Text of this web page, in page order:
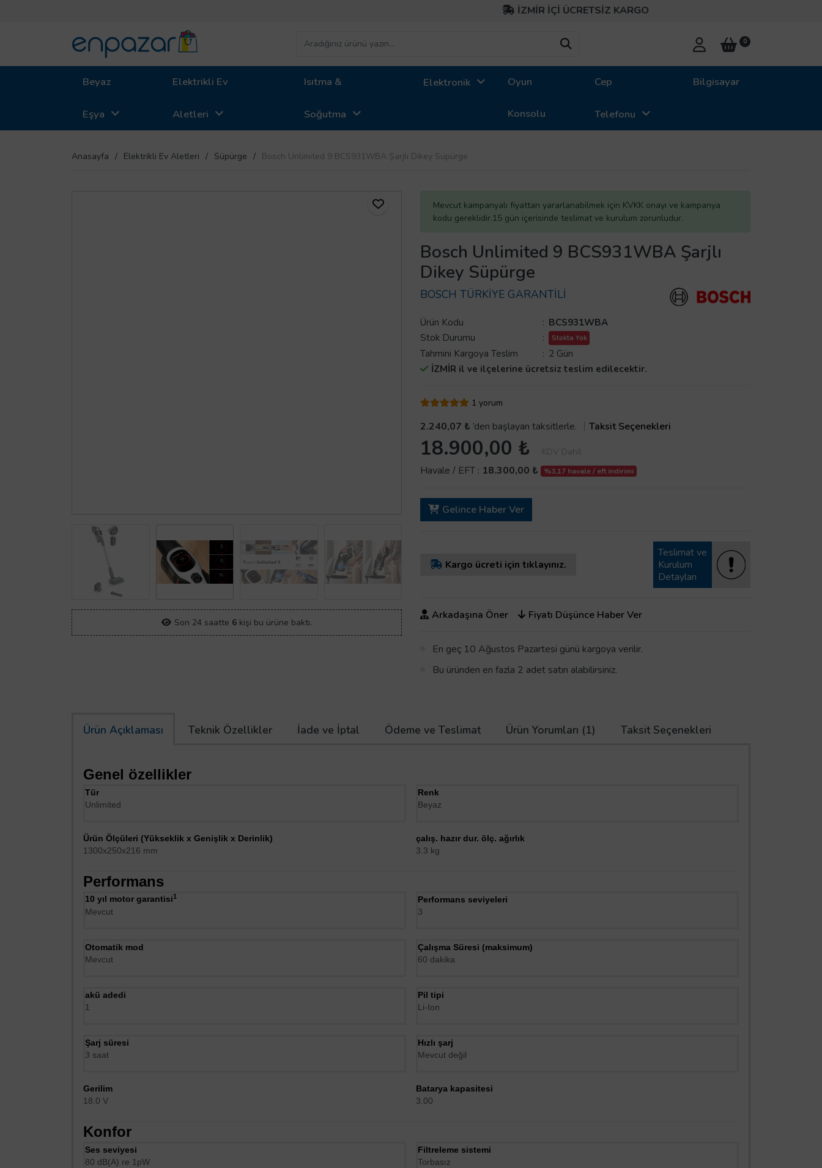
İZMİR İÇİ ÜCRETSİZ KARGO
0
Beyaz
Eşya
Elektrikli Ev
Aletleri
Isıtma &
Soğutma
Elektronik Oyun
Konsolu
Cep
Telefonu
Bilgisayar
Anasayfa Elektrikli Ev Aletleri Süpürge Bosch Unlimited 9 BCS931WBA Şarjlı Dikey Süpürge
Son 24 saatte 6 kişi bu ürüne baktı.
Mevcut kampanyalı fiyattan yararlanabilmek için KVKK onayı ve kampanya
kodu gereklidir.15 gün içerisinde teslimat ve kurulum zorunludur.
Bosch Unlimited 9 BCS931WBA Şarjlı
Dikey Süpürge
BOSCH TÜRKİYE GARANTİLİ
Ürün Kodu : BCS931WBA
Stok Durumu
: Stokta Yok
Tahmini Kargoya Teslim : 2 Gün
İZMİR il ve ilçelerine ücretsiz teslim edilecektir.
1 yorum
2.240,07 ₺ ’den başlayan taksitlerle. Taksit Seçenekleri
18.900,00 ₺ KDV Dahil
Havale / EFT : 18.300,00 ₺ %3,17 havale / eft indirimi
Gelince Haber Ver
Kargo ücreti için tıklayınız.
Teslimat ve
Kurulum
Detayları
Arkadaşına Öner Fiyatı Düşünce Haber Ver
En geç 10 Ağustos Pazartesi günü kargoya verilir.
Bu üründen en fazla 2 adet satın alabilirsiniz.
Ürün Açıklaması Teknik Özellikler İade ve İptal Ödeme ve Teslimat Ürün Yorumları (1) Taksit Seçenekleri
Genel özellikler
Tür
Unlimited
Renk
Beyaz
Ürün Ölçüleri (Yükseklik x Genişlik x Derinlik)
1300x250x216 mm
çalış. hazır dur. ölç. ağırlık
3.3 kg
Performans
10 yıl motor garantisi1 Dipnot 1: Garanti koşullarına linkten ulaşabilirsiniz https://www.bosch-home.com/motor-warranty/
Mevcut
Performans seviyeleri
3
Otomatik mod
Mevcut
Çalışma Süresi (maksimum)
60 dakika
akü adedi
1
Pil tipi
Li-Ion
Şarj süresi
3 saat
Hızlı şarj
Mevcut değil
Gerilim
18.0 V
Batarya kapasitesi
3.00
Konfor
Ses seviyesi
80 dB(A) re 1pW
Filtreleme sistemi
Torbasız